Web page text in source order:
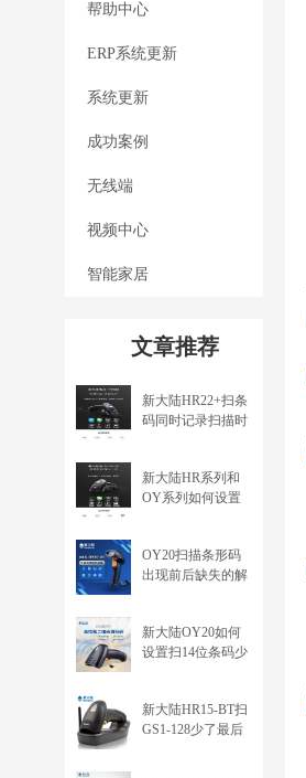
帮助中心
ERP系统更新
系统更新
成功案例
无线端
视频中心
智能家居
文章推荐
新大陆HR22+扫条
码同时记录扫描时
新大陆HR系列和
OY系列如何设置
OY20扫描条形码
出现前后缺失的解
新大陆OY20如何
设置扫14位条码少
码）
新大陆HR15-BT扫
GS1-128少了最后